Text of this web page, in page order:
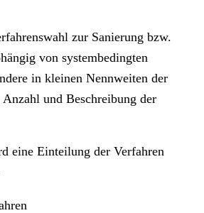
zur Sanierung bzw.
von systembedingten
in kleinen Nennweiten der
und Beschreibung der
eine Einteilung der Verfahren